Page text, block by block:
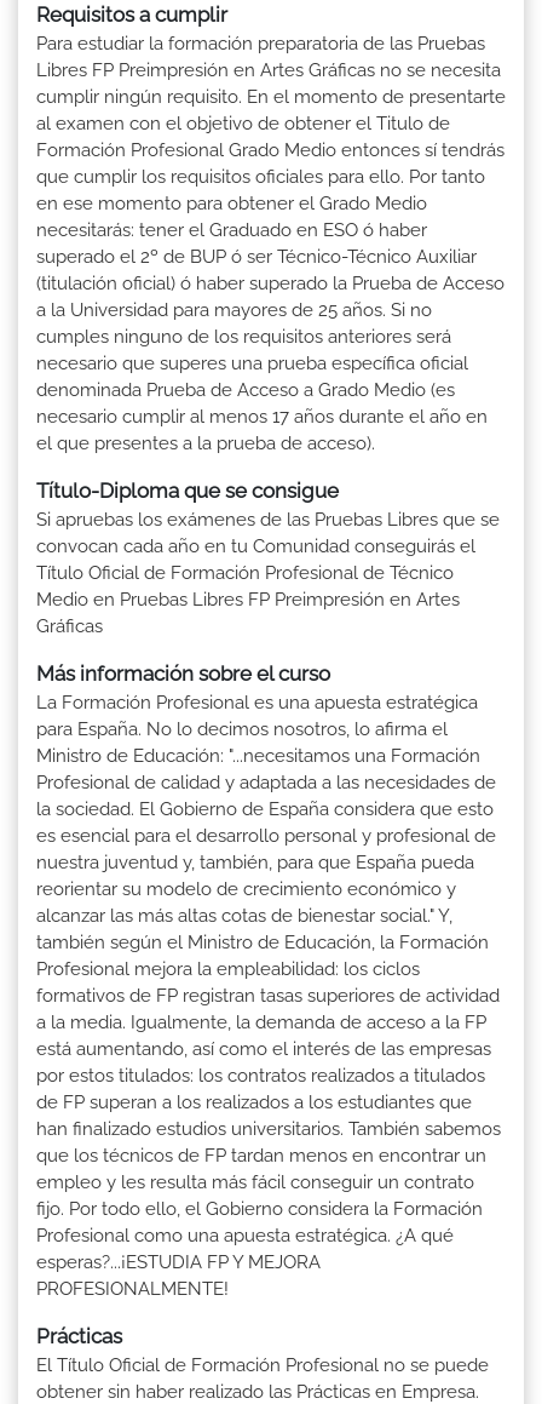
Requisitos a cumplir
Para estudiar la formación preparatoria de las Pruebas
Libres FP Preimpresión en Artes Gráficas no se necesita
cumplir ningún requisito. En el momento de presentarte
al examen con el objetivo de obtener el Titulo de
Formación Profesional Grado Medio entonces sí tendrás
que cumplir los requisitos oficiales para ello. Por tanto
en ese momento para obtener el Grado Medio
necesitarás: tener el Graduado en ESO ó haber
superado el 2º de BUP ó ser Técnico-Técnico Auxiliar
(titulación oficial) ó haber superado la Prueba de Acceso
a la Universidad para mayores de 25 años. Si no
cumples ninguno de los requisitos anteriores será
necesario que superes una prueba específica oficial
denominada Prueba de Acceso a Grado Medio (es
necesario cumplir al menos 17 años durante el año en
el que presentes a la prueba de acceso).
Título-Diploma que se consigue
Si apruebas los exámenes de las Pruebas Libres que se
convocan cada año en tu Comunidad conseguirás el
Título Oficial de Formación Profesional de Técnico
Medio en Pruebas Libres FP Preimpresión en Artes
Gráficas
Más información sobre el curso
La Formación Profesional es una apuesta estratégica
para España. No lo decimos nosotros, lo afirma el
Ministro de Educación: "...necesitamos una Formación
Profesional de calidad y adaptada a las necesidades de
la sociedad. El Gobierno de España considera que esto
es esencial para el desarrollo personal y profesional de
nuestra juventud y, también, para que España pueda
reorientar su modelo de crecimiento económico y
alcanzar las más altas cotas de bienestar social." Y,
también según el Ministro de Educación, la Formación
Profesional mejora la empleabilidad: los ciclos
formativos de FP registran tasas superiores de actividad
a la media. Igualmente, la demanda de acceso a la FP
está aumentando, así como el interés de las empresas
por estos titulados: los contratos realizados a titulados
de FP superan a los realizados a los estudiantes que
han finalizado estudios universitarios. También sabemos
que los técnicos de FP tardan menos en encontrar un
empleo y les resulta más fácil conseguir un contrato
fijo. Por todo ello, el Gobierno considera la Formación
Profesional como una apuesta estratégica. ¿A qué
esperas?...¡ESTUDIA FP Y MEJORA
PROFESIONALMENTE!
Prácticas
El Título Oficial de Formación Profesional no se puede
obtener sin haber realizado las Prácticas en Empresa.